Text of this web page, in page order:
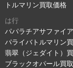
トルマリン買取価格
は行
パパラチアサファイ
パライバトルマリン
翡翠（ジェダイト）
ブラックオパール買